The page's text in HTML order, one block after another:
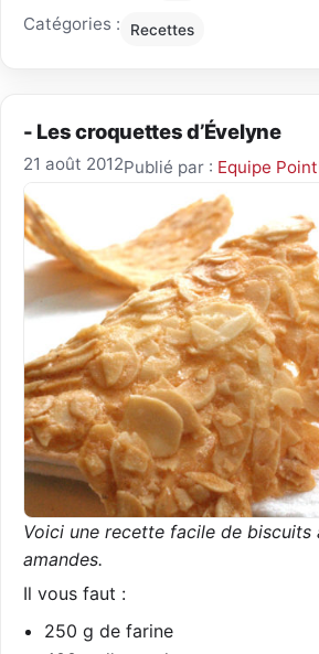
Catégories : Recettes
- Les croquettes d’Évelyne
21 août 2012Publié par : Equipe
Voici une recette facile de biscuits
amandes.
Il vous faut :
250 g de farine